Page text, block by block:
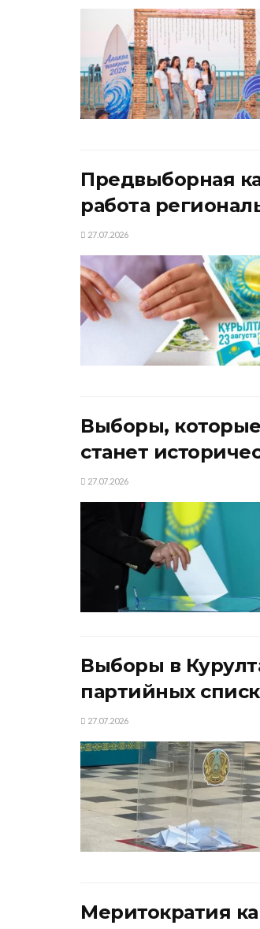
Предвыборная
работа
27.07.2026
Выборы, которые
станет
27.07.2026
Выборы в
партийных
27.07.2026
Меритократия